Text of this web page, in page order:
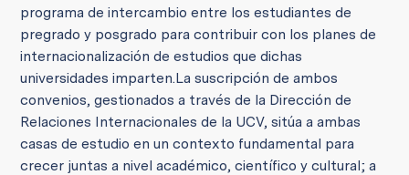
programa de intercambio entre los estudiantes de
pregrado y posgrado para contribuir con los planes de
internacionalización de estudios que dichas
universidades imparten.La suscripción de ambos
convenios, gestionados a través de la Dirección de
Relaciones Internacionales de la UCV, sitúa a ambas
casas de estudio en un contexto fundamental para
crecer juntas a nivel académico, científico y cultural; a